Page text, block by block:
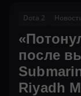
Dota 2
после
Riyadh